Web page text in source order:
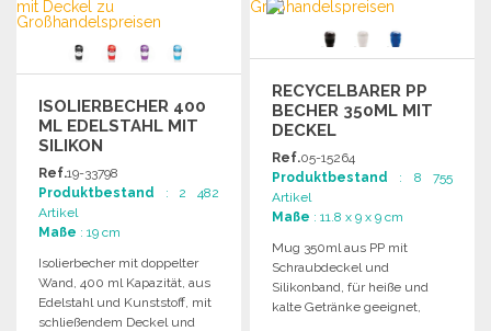
ISOLIERBECHER 400
ML EDELSTAHL MIT
SILIKON
Ref.19-33798
Produktbestand : 2 482
Artikel
Maße : 19 cm
Isolierbecher mit doppelter
Wand, 400 ml Kapazität, aus
Edelstahl und Kunststoff, mit
schließendem Deckel und
RECYCELBARER PP
BECHER 350ML MIT
DECKEL
Ref.05-15264
Produktbestand : 8 755
Artikel
Maße : 11.8 x 9 x 9 cm
Mug 350ml aus PP mit
Schraubdeckel und
Silikonband, für heiße und
kalte Getränke geeignet,